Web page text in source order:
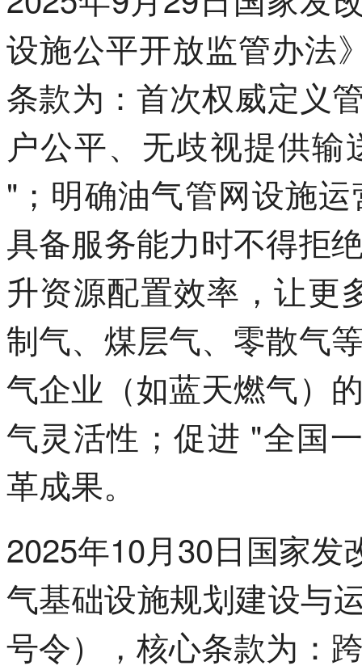
设施公平开放监管办法
条款为：首次权威定义
户公平、无歧视提供
"；明确油气管网设施
具备服务能力时不得拒
升资源配置效率，让更
制气、煤层气、零散气
气企业（如蓝天燃气）
气灵活性；促进 "全国
革成果。
2025年10月30日国家发
气基础设施规划建设与
号令），核心条款为：